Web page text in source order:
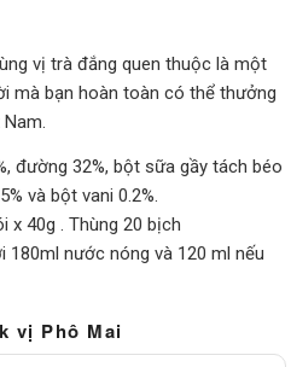
vị trà đắng quen thuộc là một
mà bạn hoàn toàn có thể thưởng
đường 32%, bột sữa gầy tách béo
và bột vani 0.2%.
x 40g . Thùng 20 bịch
180ml nước nóng và 120 ml nếu
vị Phô Mai